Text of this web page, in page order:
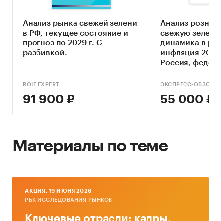
Москвы и Санкт-Петербурга в период 27.11-
07.12.2021 г.
Вторичные данные:
государственной статистики России (ФСГС
РФ),
данные Федеральной таможенной службы
России (ФТС РФ),
данные общеделовых и
специализированных СМИ (печатная пресса,
исследования специализированных
Анализ рынка свежей зелени
в РФ, текущее состояние и
прогноз по 2029 г. С
разбивкой.
ROIF EXPERT
91 900 ₽
Анализ
свежую зелень
динамика в
инфляция
Россия,
ЭКСПРЕСС-ОБЗОР
55 000 ₽
Материалы по теме
AКЦИЯ, 19 ИЮНЯ 2026
РБК ИССЛЕДОВАНИЯ РЫНКОВ
Ключевые отрасли: кадры,